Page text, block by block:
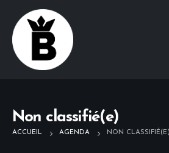
Non classifié(e)
ACCUEIL AGENDA NON CLASSIFIÉ(E)